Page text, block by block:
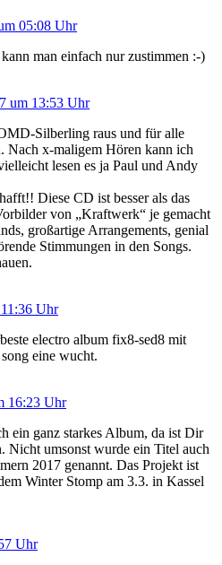
05:08 Uhr
man einfach nur zustimmen :-)
um 13:53 Uhr
Silberling raus und für alle
Nach x-maligem Hören kann ich
lesen es ja Paul und Andy
Diese CD ist besser als das
von „Kraftwerk“ je gemacht
großartige Arrangements, genial
Stimmungen in den Songs.
Uhr
electro album fix8-sed8 mit
eine wucht.
16:23 Uhr
ein ganz starkes Album, da ist Dir
Nicht umsonst wurde ein Titel auch
2017 genannt. Das Projekt ist
Winter Stomp am 3.3. in Kassel
Uhr